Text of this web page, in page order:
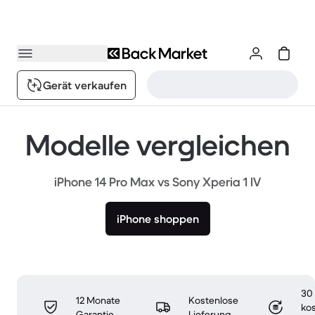
Gerät verkaufen
Modelle vergleichen
iPhone 14 Pro Max vs Sony Xperia 1 IV
iPhone shoppen
12 Monate
Kostenlose
30